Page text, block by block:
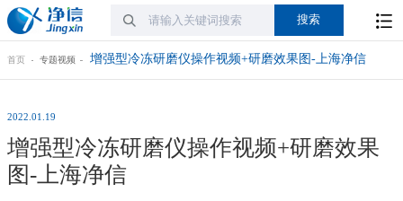
首页 专题视频 增强型冷冻研磨仪操作视频+研磨效果图-上海净信
2022.01.19
增强型冷冻研磨仪操作视频+研磨效果
图-上海净信